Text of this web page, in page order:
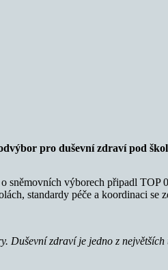
pro duševní zdraví pod
výborech připadl TOP
standardy péče a koordinaci se
Duševní zdraví je jedno z